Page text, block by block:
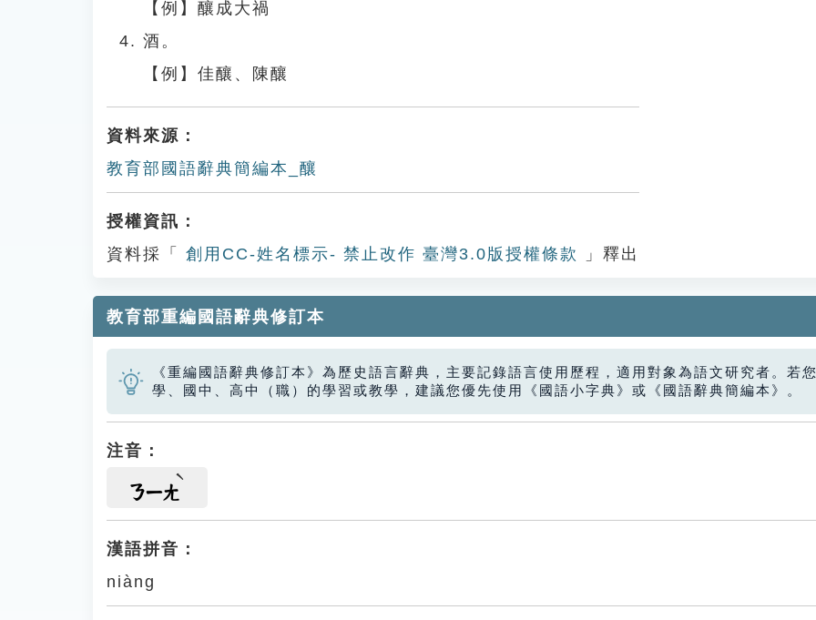
【例】釀成大禍
酒。
【例】佳釀、陳釀
資料來源：
教育部國語辭典簡編本_釀
授權資訊：
資料採「
創用CC-姓名標示- 禁止改作 臺灣3.0版授權條款 」釋出
教育部重編國語辭典修訂本
《重編國語辭典修訂本》為歷史語言辭典，主要記錄語言使用歷程，適用對象為語文研究者。若
學、國中、高中（職）的學習或教學，建議您優先使用《國語小字典》或《國語辭典簡編本》。
注音：
ㄋㄧㄤ
漢語拼音：
niàng